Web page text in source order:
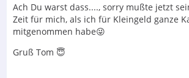
Ach Du warst dass...., sorry mußte jetzt
Zeit für mich, als ich für Kleingeld ganze
mitgenommen habe😜
Gruß Tom 😇